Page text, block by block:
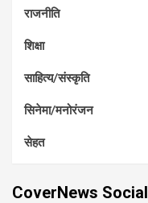
राजनीति
शिक्षा
साहित्य/संस्कृति
सिनेमा/मनोरंजन
सेहत
CoverNews Social